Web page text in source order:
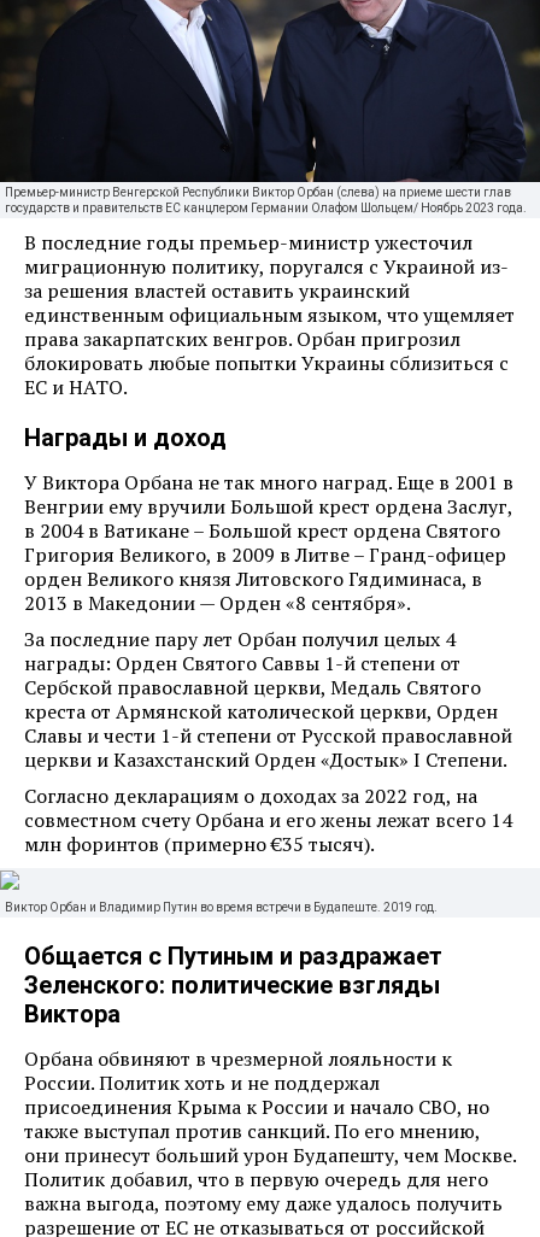
Премьер-министр Венгерской Республики Виктор Орбан (слева) на приеме шести глав
государств и правительств ЕС канцлером Германии Олафом Шольцем/ Ноябрь 2023 года.
В последние годы премьер-министр ужесточил
миграционную политику, поругался с Украиной из-
за решения властей оставить украинский
единственным официальным языком, что ущемляет
права закарпатских венгров. Орбан пригрозил
блокировать любые попытки Украины сблизиться с
ЕС и НАТО.
Награды и доход
У Виктора Орбана не так много наград. Еще в 2001 в
Венгрии ему вручили Большой крест ордена Заслуг,
в 2004 в Ватикане – Большой крест ордена Святого
Григория Великого, в 2009 в Литве – Гранд-офицер
орден Великого князя Литовского Гядиминаса, в
2013 в Македонии — Орден «8 сентября».
За последние пару лет Орбан получил целых 4
награды: Орден Святого Саввы 1-й степени от
Сербской православной церкви, Медаль Святого
креста от Армянской католической церкви, Орден
Славы и чести 1-й степени от Русской православной
церкви и Казахстанский Орден «Достык» I Степени.
Согласно декларациям о доходах за 2022 год, на
совместном счету Орбана и его жены лежат всего 14
млн форинтов (примерно €35 тысяч).
Виктор Орбан и Владимир Путин во время встречи в Будапеште. 2019 год.
Общается с Путиным и раздражает
Зеленского: политические взгляды
Виктора
Орбана обвиняют в чрезмерной лояльности к
России. Политик хоть и не поддержал
присоединения Крыма к России и начало СВО, но
также выступал против санкций. По его мнению,
они принесут больший урон Будапешту, чем Москве.
Политик добавил, что в первую очередь для него
важна выгода, поэтому ему даже удалось получить
разрешение от ЕС не отказываться от российской